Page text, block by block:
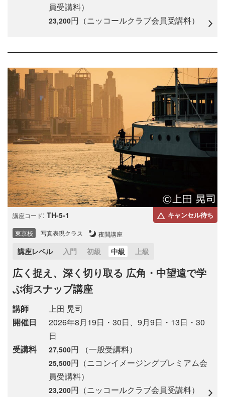
員受講料）
23,200円（ニッコールクラブ会員受講料）
講座コード: TH-5-1 キャンセル待ち
東京校 写真表現クラス 夜間講座
講座レベル 入門 初級 中級 上級
広く捉え、深く切り取る 広角・中望遠で学
ぶ街スナップ講座
講師
上田 晃司
開催日
2026年8月19日・30日、9月9日・13日・30
日
受講料
27,500円 （一般受講料）
25,500円（ニコンイメージングプレミアム会
員受講料）
23,200円（ニッコールクラブ会員受講料）